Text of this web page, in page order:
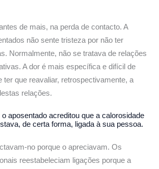
de mais, na perda de contacto. A
não sente tristeza por não ter
Normalmente, não se tratava de relações
A dor é mais específica e difícil de
ter que reavaliar, retrospectivamente, a
relações.
aposentado acreditou que a calorosidade
de certa forma, ligada à sua pessoa.
no porque o apreciavam. Os
reestabeleciam ligações porque a